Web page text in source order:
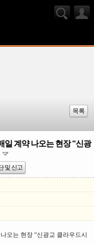
목록
일 계약 나오는 현장 “신광
및 신고
오는 현장 “신광교 클라우드시